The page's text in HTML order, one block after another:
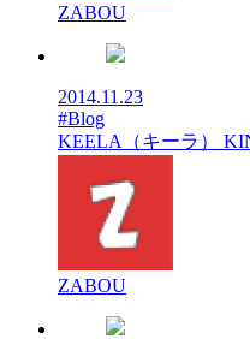
ZABOU
2014.11.23
#Blog
KEELA（キーラ）
ZABOU